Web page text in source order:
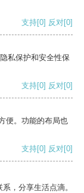
支持[0] 反对[0]
私保护和安全性保
支持[0] 反对[0]
便。功能的布局也
支持[0] 反对[0]
，分享生活点滴。